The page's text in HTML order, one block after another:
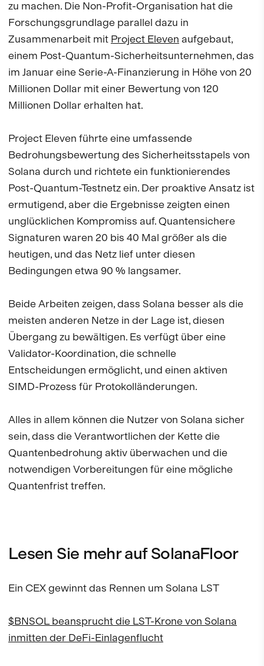
zu machen. Die Non-Profit-Organisation hat die
Forschungsgrundlage parallel dazu in
Zusammenarbeit mit Project Eleven aufgebaut,
einem Post-Quantum-Sicherheitsunternehmen, das
im Januar eine Serie-A-Finanzierung in Höhe von 20
Millionen Dollar mit einer Bewertung von 120
Millionen Dollar erhalten hat.
Project Eleven führte eine umfassende
Bedrohungsbewertung des Sicherheitsstapels von
Solana durch und richtete ein funktionierendes
Post-Quantum-Testnetz ein. Der proaktive Ansatz ist
ermutigend, aber die Ergebnisse zeigten einen
unglücklichen Kompromiss auf. Quantensichere
Signaturen waren 20 bis 40 Mal größer als die
heutigen, und das Netz lief unter diesen
Bedingungen etwa 90 % langsamer.
Beide Arbeiten zeigen, dass Solana besser als die
meisten anderen Netze in der Lage ist, diesen
Übergang zu bewältigen. Es verfügt über eine
Validator-Koordination, die schnelle
Entscheidungen ermöglicht, und einen aktiven
SIMD-Prozess für Protokolländerungen.
Alles in allem können die Nutzer von Solana sicher
sein, dass die Verantwortlichen der Kette die
Quantenbedrohung aktiv überwachen und die
notwendigen Vorbereitungen für eine mögliche
Quantenfrist treffen.
Lesen Sie mehr auf SolanaFloor
Ein CEX gewinnt das Rennen um Solana LST
$BNSOL beansprucht die LST-Krone von Solana
inmitten der DeFi-Einlagenflucht